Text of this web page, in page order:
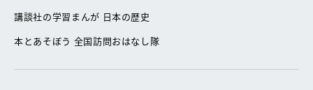
講談社の学習まんが 日本の歴史
本とあそぼう 全国訪問おはなし隊